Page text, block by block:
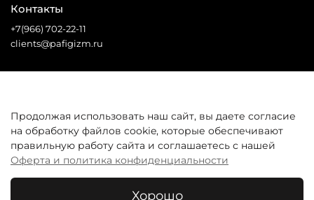
Покупателям
Контакты
+7(966) 702-22-11
clients@pafigizm.ru
* Запрещенная сеть
Продолжая использовать наш сайт, вы даете согласие
на обработку файлов cookie, которые обеспечивают
правильную работу сайта и соглашаетесь с нашей
Оферта и политика конфиденциальности
Хорошо